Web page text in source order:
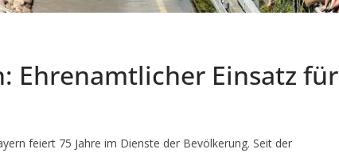
Ehrenamtlicher Einsatz für
feiert 75 Jahre im Dienste der Bevölkerung. Seit der